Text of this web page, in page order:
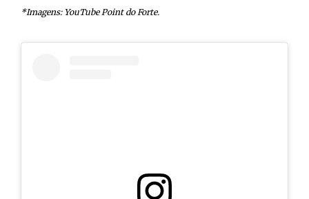
*Imagens: YouTube Point do Forte.